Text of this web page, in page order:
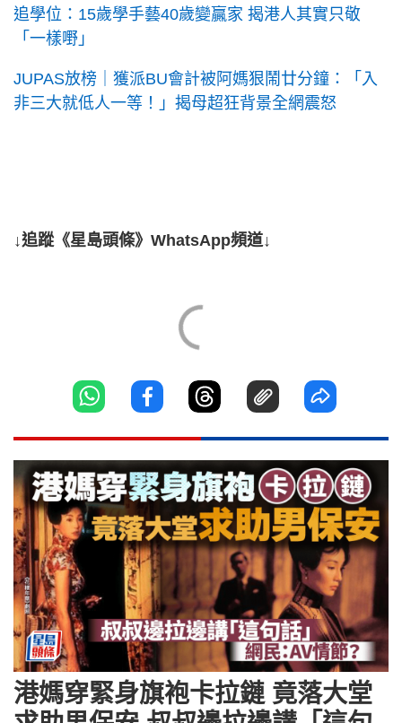
追學位：15歲學手藝40歲變贏家 揭港人其實只敬
「一樣嘢」
JUPAS放榜｜獲派BU會計被阿媽狠鬧廿分鐘：「入
非三大就低人一等！」揭母超狂背景全網震怒
↓追蹤《星島頭條》WhatsApp頻道↓
港媽穿緊身旗袍卡拉鏈 竟落大堂